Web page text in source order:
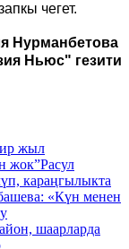
чегет.
Нурманбетова
Ньюс" гезити
жыл
жок”Расул
караңгылыкта
«Күн менен
шаарларда